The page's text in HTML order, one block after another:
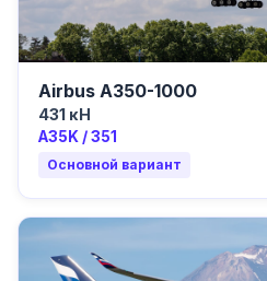
Airbus A350-1000
431 кН
A35K / 351
Основной вариант